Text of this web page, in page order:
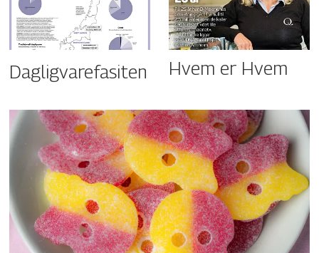
Dagligvarefasiten Hvem er Hvem